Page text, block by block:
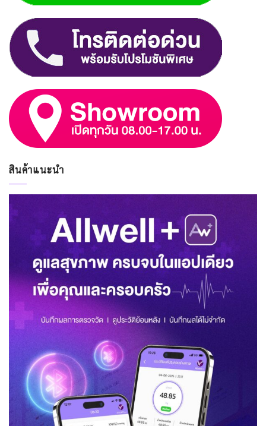
สินค้าแนะนำ